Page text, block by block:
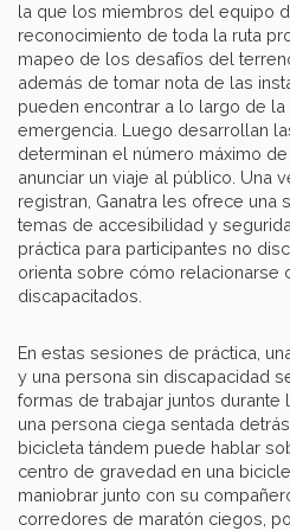
la que los miembros del equipo
reconocimiento de toda la ruta
mapeo de los desafíos del
además de tomar nota de las
pueden encontrar a lo largo de la
emergencia. Luego desarrollan
determinan el número máximo
anunciar un viaje al público. Una
registran, Ganatra les ofrece una
temas de accesibilidad y
práctica para participantes no
orienta sobre cómo relacionarse
discapacitados.
En estas sesiones de práctica,
y una persona sin discapacidad
formas de trabajar juntos durante
una persona ciega sentada
bicicleta tándem puede hablar
centro de gravedad en una
maniobrar junto con su
corredores de maratón ciegos,